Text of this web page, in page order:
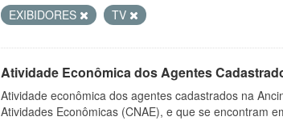
EXIBIDORES
TV
Atividade Econômica dos Agentes
Atividade econômica dos agentes cadastrados na
Atividades Econômicas (CNAE), e que se encontram